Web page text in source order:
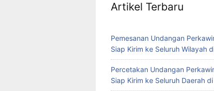
Artikel Terbaru
Pemesanan Undangan
Siap Kirim ke Seluruh Wilayah
Percetakan Undangan
Siap Kirim ke Seluruh Daerah